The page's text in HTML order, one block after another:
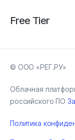
Free Tier
© ООО «РЕГ.РУ»
Облачная
российского ПО
Политика